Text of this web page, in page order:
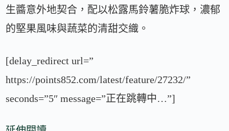
生醬意外地契合，配以松露馬鈴薯脆炸球，濃郁
的堅果風味與蔬菜的清甜交織。
[delay_redirect url=”
https://points852.com/latest/feature/27232/”
seconds=”5″ message=”正在跳轉中…”]